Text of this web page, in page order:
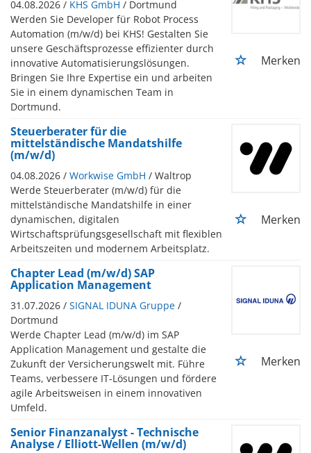
04.08.2026 / KHS GmbH / Dortmund
Werden Sie Developer für Robot Process
Automation (m/w/d) bei KHS! Gestalten Sie
unsere Geschäftsprozesse effizienter durch
innovative Automatisierungslösungen.
Bringen Sie Ihre Expertise ein und arbeiten
Sie in einem dynamischen Team in
Dortmund.
Merken
Steuerberater für die
mittelständische Mandatshilfe
(m/w/d)
04.08.2026 / Workwise GmbH / Waltrop
Werde Steuerberater (m/w/d) für die
mittelständische Mandatshilfe in einer
dynamischen, digitalen
Wirtschaftsprüfungsgesellschaft mit flexiblen
Arbeitszeiten und modernem Arbeitsplatz.
Merken
Chapter Lead (m/w/d) SAP
Application Management
31.07.2026 / SIGNAL IDUNA Gruppe /
Dortmund
Werde Chapter Lead (m/w/d) im SAP
Application Management und gestalte die
Zukunft der Versicherungswelt mit. Führe
Teams, verbessere IT-Lösungen und fördere
agile Arbeitsweisen in einem innovativen
Umfeld.
Merken
Senior Finanzanalyst - Technische
Analyse / Elliott-Wellen (m/w/d)